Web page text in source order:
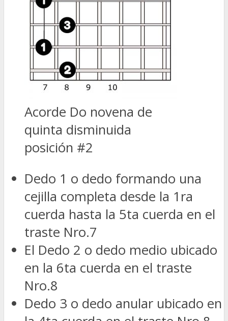
Acorde Do novena de
quinta disminuida
posición #2
Dedo 1 o dedo formando una
cejilla completa desde la 1ra
cuerda hasta la 5ta cuerda en el
traste Nro.7
El Dedo 2 o dedo medio ubicado
en la 6ta cuerda en el traste
Nro.8
Dedo 3 o dedo anular ubicado en